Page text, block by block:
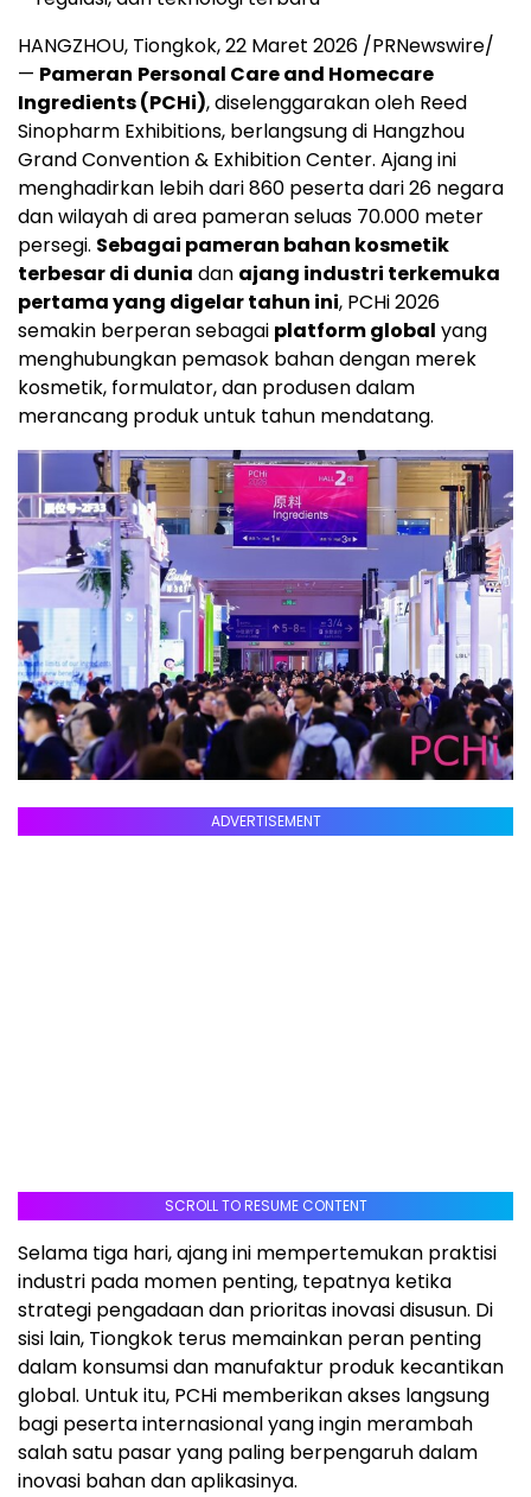
HANGZHOU, Tiongkok, 22 Maret 2026 /PRNewswire/
— Pameran Personal Care and Homecare
Ingredients (PCHi), diselenggarakan oleh Reed
Sinopharm Exhibitions, berlangsung di Hangzhou
Grand Convention & Exhibition Center. Ajang ini
menghadirkan lebih dari 860 peserta dari 26 negara
dan wilayah di area pameran seluas 70.000 meter
persegi. Sebagai pameran bahan kosmetik
terbesar di dunia dan ajang industri terkemuka
pertama yang digelar tahun ini, PCHi 2026
semakin berperan sebagai platform global yang
menghubungkan pemasok bahan dengan merek
kosmetik, formulator, dan produsen dalam
merancang produk untuk tahun mendatang.
ADVERTISEMENT
SCROLL TO RESUME CONTENT
Selama tiga hari, ajang ini mempertemukan praktisi
industri pada momen penting, tepatnya ketika
strategi pengadaan dan prioritas inovasi disusun. Di
sisi lain, Tiongkok terus memainkan peran penting
dalam konsumsi dan manufaktur produk kecantikan
global. Untuk itu, PCHi memberikan akses langsung
bagi peserta internasional yang ingin merambah
salah satu pasar yang paling berpengaruh dalam
inovasi bahan dan aplikasinya.